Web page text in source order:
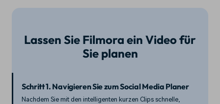
Lassen Sie Filmora ein Video für
Sie planen
Schritt 1. Navigieren Sie zum Social Media Planer
Nachdem Sie mit den intelligenten kurzen Clips schnelle,